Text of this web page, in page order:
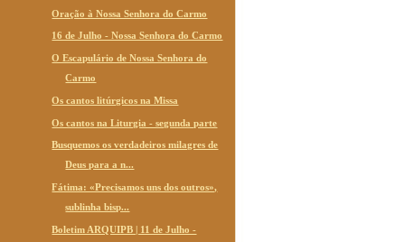
Oração à Nossa Senhora do Carmo
16 de Julho - Nossa Senhora do Carmo
O Escapulário de Nossa Senhora do
Carmo
Os cantos litúrgicos na Missa
Os cantos na Liturgia - segunda parte
Busquemos os verdadeiros milagres de
Deus para a n...
Fátima: «Precisamos uns dos outros»,
sublinha bisp...
Boletim ARQUIPB | 11 de Julho -